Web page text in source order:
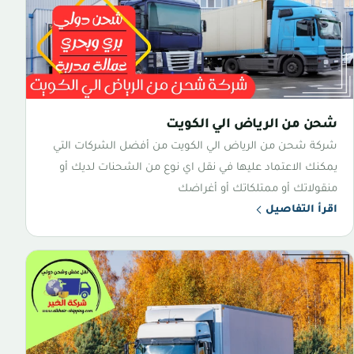
شحن من الرياض الي الكويت
شركة شحن من الرياض الي الكويت من أفضل الشركات التي
يمكنك الاعتماد عليها في نقل اي نوع من الشحنات لديك أو
منقولاتك أو ممتلكاتك أو أغراضك
اقرأ التفاصيل